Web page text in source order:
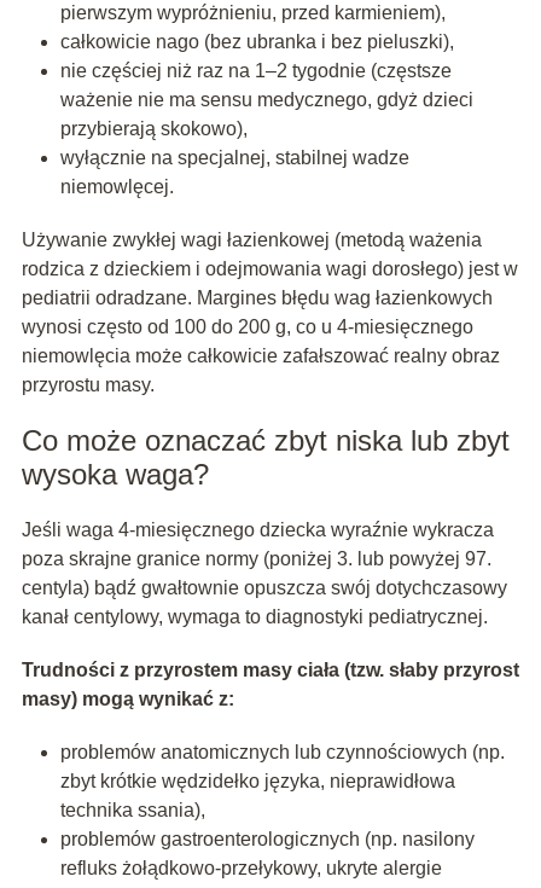
pierwszym wypróżnieniu, przed karmieniem),
całkowicie nago (bez ubranka i bez pieluszki),
nie częściej niż raz na 1–2 tygodnie (częstsze
ważenie nie ma sensu medycznego, gdyż dzieci
przybierają skokowo),
wyłącznie na specjalnej, stabilnej wadze
niemowlęcej.
Używanie zwykłej wagi łazienkowej (metodą ważenia
rodzica z dzieckiem i odejmowania wagi dorosłego) jest w
pediatrii odradzane. Margines błędu wag łazienkowych
wynosi często od 100 do 200 g, co u 4-miesięcznego
niemowlęcia może całkowicie zafałszować realny obraz
przyrostu masy.
Co może oznaczać zbyt niska lub zbyt
wysoka waga?
Jeśli waga 4-miesięcznego dziecka wyraźnie wykracza
poza skrajne granice normy (poniżej 3. lub powyżej 97.
centyla) bądź gwałtownie opuszcza swój dotychczasowy
kanał centylowy, wymaga to diagnostyki pediatrycznej.
Trudności z przyrostem masy ciała (tzw. słaby przyrost
masy) mogą wynikać z:
problemów anatomicznych lub czynnościowych (np.
zbyt krótkie wędzidełko języka, nieprawidłowa
technika ssania),
problemów gastroenterologicznych (np. nasilony
refluks żołądkowo-przełykowy, ukryte alergie